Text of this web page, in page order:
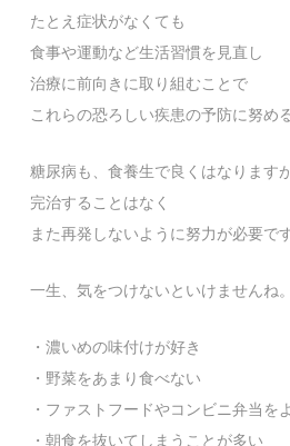
たとえ症状がなくても
食事や運動など生活習慣を見直し
治療に前向きに取り組むことで
これらの恐ろしい疾患の予防に努め
糖尿病も、食養生で良くはなります
完治することはなく
また再発しないように努力が必要です
一生、気をつけないといけませんね。
・濃いめの味付けが好き
・野菜をあまり食べない
・ファストフードやコンビニ弁当を
・朝食を抜いてしまうことが多い